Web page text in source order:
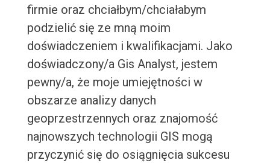
firmie oraz chciałbym/chciałabym
podzielić się ze mną moim
doświadczeniem i kwalifikacjami. Jako
doświadczony/a Gis Analyst, jestem
pewny/a, że moje umiejętności w
obszarze analizy danych
geoprzestrzennych oraz znajomość
najnowszych technologii GIS mogą
przyczynić się do osiągnięcia sukcesu